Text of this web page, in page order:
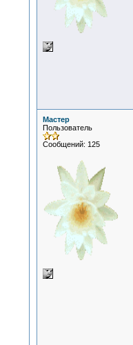
Мастер
Пользователь
Сообщений: 125